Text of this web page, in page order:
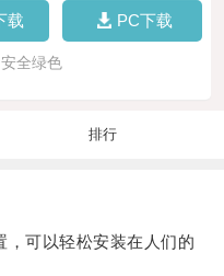
载 PC下载
全绿色
排行
可以轻松安装在人们的